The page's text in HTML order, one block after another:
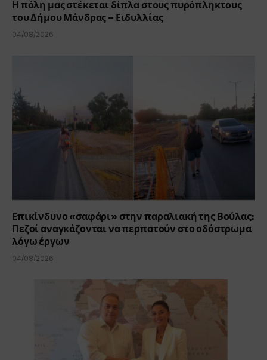
Η πόλη μας στέκεται δίπλα στους πυρόπληκτους
του Δήμου Μάνδρας – Ειδυλλίας
04/08/2026
Επικίνδυνο «σαφάρι» στην παραλιακή της Βούλας:
Πεζοί αναγκάζονται να περπατούν στο οδόστρωμα
λόγω έργων
04/08/2026